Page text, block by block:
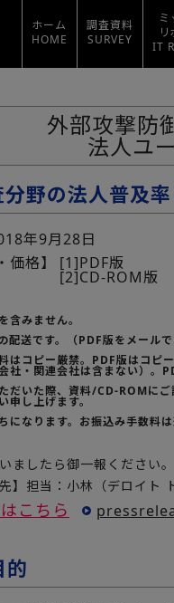
ホーム
HOME
調査資料
SURVEY
IT
外部攻撃防
法人ユ
野の法人普及
年9月28日
価格】
[1]PDF
[2]CD-
含みません。
配送です。（PDF版をメール
はコピー厳禁。PDF版はコ
社・関連会社は含まない）。
だいた際、資料/CD-ROMに
申し上げます。
になります。お振込み手数料
ましたら御一報ください。
先】担当：小林（デロイ
こちら